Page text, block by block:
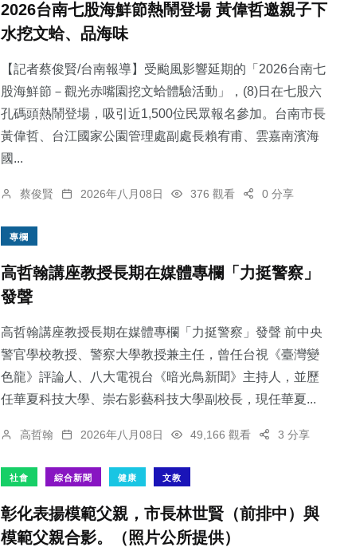
2026台南七股海鮮節熱鬧登場 黃偉哲邀親子下
水挖文蛤、品海味
【記者蔡俊賢/台南報導】受颱風影響延期的「2026台南七
股海鮮節－觀光赤嘴園挖文蛤體驗活動」，(8)日在七股六
孔碼頭熱鬧登場，吸引近1,500位民眾報名參加。台南市長
黃偉哲、台江國家公園管理處副處長賴宥甫、雲嘉南濱海
國...
蔡俊賢 2026年八月08日 376 觀看 0 分享
專欄
高哲翰講座教授長期在媒體專欄「力挺警察」
發聲
高哲翰講座教授長期在媒體專欄「力挺警察」發聲 前中央
警官學校教授、警察大學教授兼主任，曾任台視《臺灣變
色龍》評論人、八大電視台《暗光鳥新聞》主持人，並歷
任華夏科技大學、崇右影藝科技大學副校長，現任華夏...
高哲翰 2026年八月08日 49,166 觀看 3 分享
社會 綜合新聞 健康 文教
彰化表揚模範父親，市長林世賢（前排中）與
模範父親合影。（照片公所提供）
40+ 2+ 189
254+
健康
61